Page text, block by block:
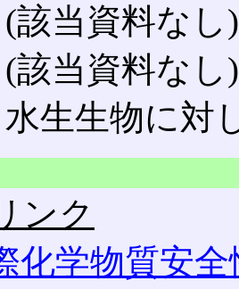
該当資料なし)
該当資料なし)
生生物に対
ンク
化学物質安